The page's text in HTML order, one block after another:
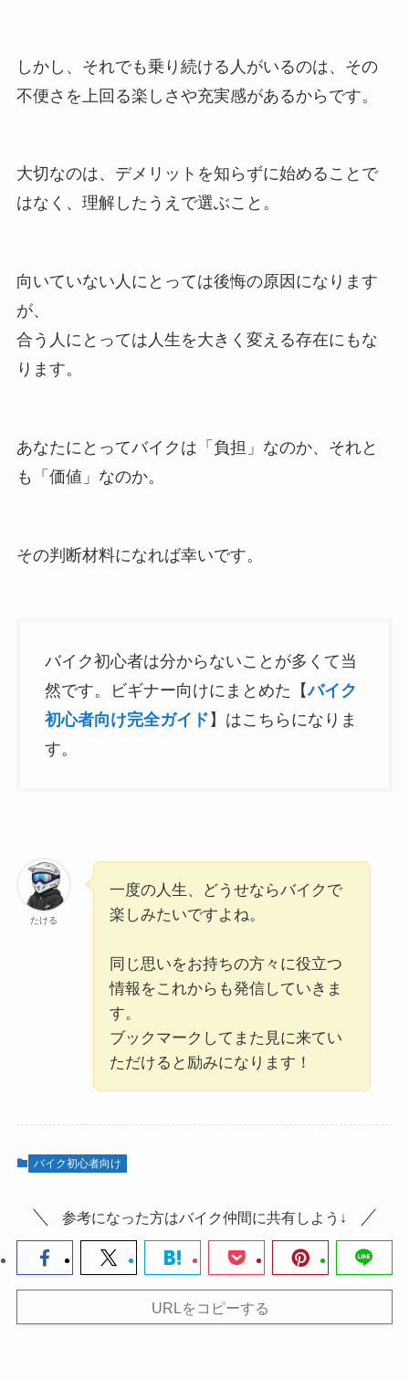
しかし、それでも乗り続ける人がいるのは、その
不便さを上回る楽しさや充実感があるからです。
大切なのは、デメリットを知らずに始めることで
はなく、理解したうえで選ぶこと。
向いていない人にとっては後悔の原因になります
が、
合う人にとっては人生を大きく変える存在にもな
ります。
あなたにとってバイクは「負担」なのか、それと
も「価値」なのか。
その判断材料になれば幸いです。
バイク初心者は分からないことが多くて当
然です。ビギナー向けにまとめた【バイク
初心者向け完全ガイド 】はこちらになりま
す。
たける
一度の人生、どうせならバイクで
楽しみたいですよね。
同じ思いをお持ちの方々に役立つ
情報をこれからも発信していきま
す。
ブックマークしてまた見に来てい
ただけると励みになります！
バイク初心者向け
参考になった方はバイク仲間に共有しよう↓
URLをコピーする